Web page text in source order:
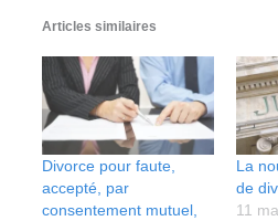
Articles similaires
Divorce pour faute,
accepté, par
consentement mutuel,
La
de
11